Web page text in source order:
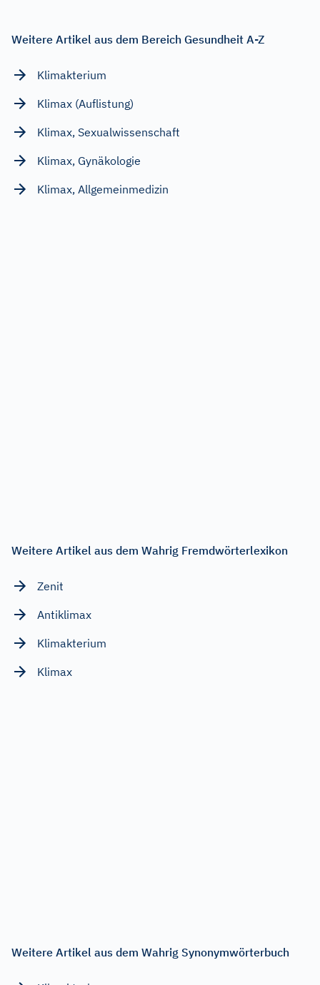
Weitere Artikel aus dem Bereich Gesundheit A-Z
Klimakterium
Klimax (Auflistung)
Klimax, Sexualwissenschaft
Klimax, Gynäkologie
Klimax, Allgemeinmedizin
Weitere Artikel aus dem Wahrig Fremdwörterlexikon
Zenit
Antiklimax
Klimakterium
Klimax
Weitere Artikel aus dem Wahrig Synonymwörterbuch